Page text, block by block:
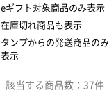
eギフト対象商品のみ表示
在庫切れ商品も表示
タンプからの発送商品のみ
表示
該当する商品数： 37件